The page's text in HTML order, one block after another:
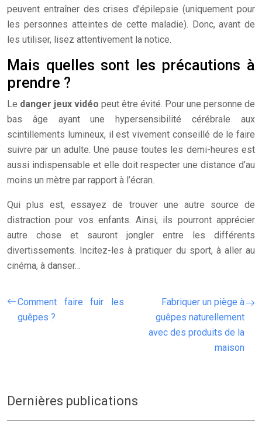
peuvent entraîner des crises d’épilepsie (uniquement pour
les personnes atteintes de cette maladie). Donc, avant de
les utiliser, lisez attentivement la notice.
Mais quelles sont les précautions à
prendre ?
Le danger jeux vidéo peut être évité. Pour une personne de
bas âge ayant une hypersensibilité cérébrale aux
scintillements lumineux, il est vivement conseillé de le faire
suivre par un adulte. Une pause toutes les demi-heures est
aussi indispensable et elle doit respecter une distance d’au
moins un mètre par rapport à l’écran.
Qui plus est, essayez de trouver une autre source de
distraction pour vos enfants. Ainsi, ils pourront apprécier
autre chose et sauront jongler entre les différents
divertissements. Incitez-les à pratiquer du sport, à aller au
cinéma, à danser…
Comment faire fuir les
guêpes ?
Fabriquer un piège à
guêpes naturellement
avec des produits de la
maison
Dernières publications